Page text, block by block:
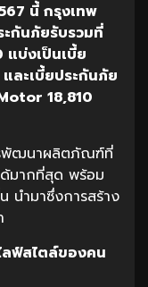
นี้ กรุงเทพ
ะกันภัยรับรวมที่
แบ่งเป็นเบี้ย
และเบี้ยประกันภัย
18,810
พัฒนาผลิตภัณฑ์ที่
มากที่สุด พร้อม
นำมาซึ่งการสร้าง
ฟ์สไตล์ของคน